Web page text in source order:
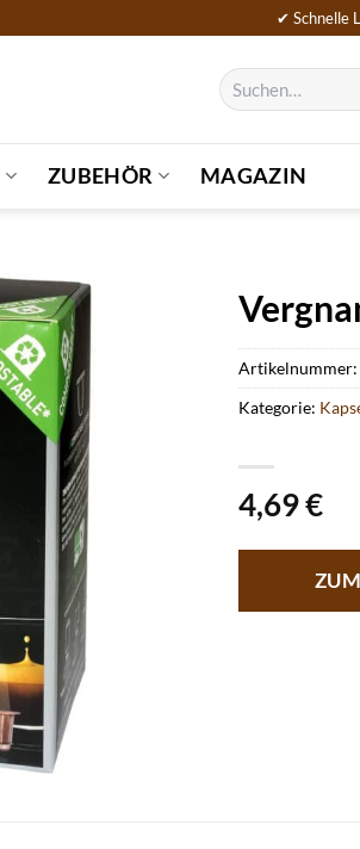
✔ Schnelle
Suchen
nach:
ZUBEHÖR MAGAZIN
4,69€
Kategorie: